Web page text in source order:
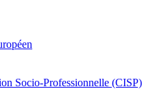
Socio-Professionnelle (CISP)